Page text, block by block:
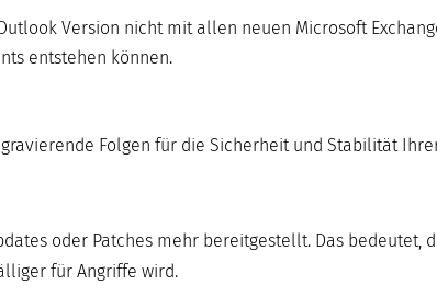
Version nicht mit allen neuen Microsoft
entstehen können.
Folgen für die Sicherheit und Stabilität
oder Patches mehr bereitgestellt. Das bedeutet,
für Angriffe wird.